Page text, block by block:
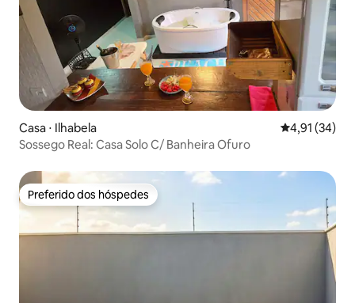
Casa ⋅ Ilhabela 4,91 de uma
4,91 (34)
Sossego Real: Casa Solo C/ Banheira Ofuro
Preferido dos hóspedes
Preferido dos hóspedes